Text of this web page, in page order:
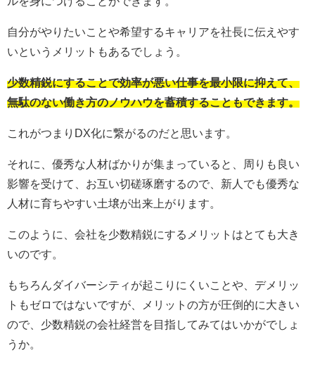
自分がやりたいことや希望するキャリアを社長に伝えやす
いというメリットもあるでしょう。
少数精鋭にすることで効率が悪い仕事を最小限に抑えて、
無駄のない働き方のノウハウを蓄積することもできます。
これがつまりDX化に繋がるのだと思います。
それに、優秀な人材ばかりが集まっていると、周りも良い
影響を受けて、お互い切磋琢磨するので、新人でも優秀な
人材に育ちやすい土壌が出来上がります。
このように、会社を少数精鋭にするメリットはとても大き
いのです。
もちろんダイバーシティが起こりにくいことや、デメリッ
トもゼロではないですが、メリットの方が圧倒的に大きい
ので、少数精鋭の会社経営を目指してみてはいかがでしょ
うか。